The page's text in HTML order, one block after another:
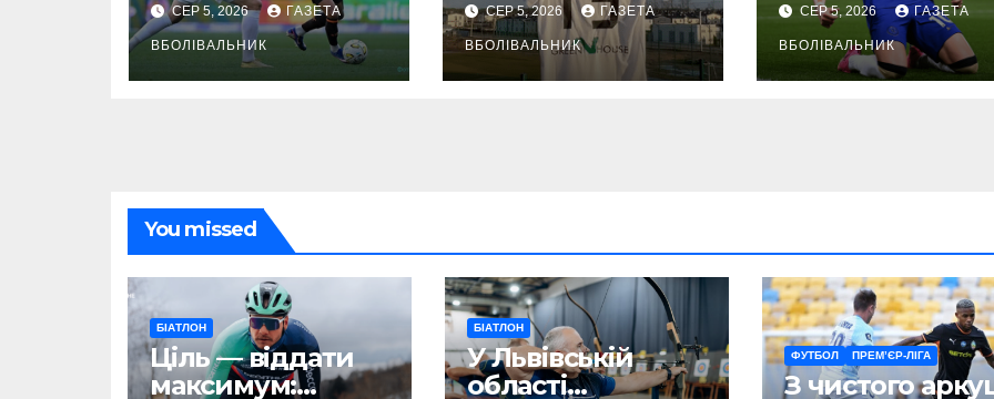
СЕР 5, 2026 ГАЗЕТА
ВБОЛІВАЛЬНИК
СЕР 5, 2026 ГАЗЕТА
ВБОЛІВАЛЬНИК
СЕР 5, 2026 ГАЗЕТА
ВБОЛІВАЛЬНИК
You missed
БІАТЛОН
Ціль — віддати
максимум:
БІАТЛОН
У Львівській
області
ФУТБОЛ ПРЕМ’ЄР-ЛІГА
З чистого